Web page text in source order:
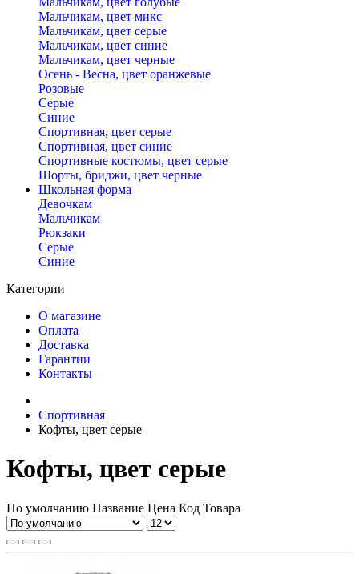
Мальчикам, цвет микс
Мальчикам, цвет серые
Мальчикам, цвет синие
Мальчикам, цвет черные
Осень - Весна, цвет оранжевые
Розовые
Серые
Синие
Спортивная, цвет серые
Спортивная, цвет синие
Спортивные костюмы, цвет серые
Шорты, бриджи, цвет черные
Школьная форма
Девочкам
Мальчикам
Рюкзаки
Серые
Синие
Категории
О магазине
Оплата
Доставка
Гарантии
Контакты
Спортивная
Кофты, цвет серые
Кофты, цвет серые
По умолчанию Название Цена Код Товара